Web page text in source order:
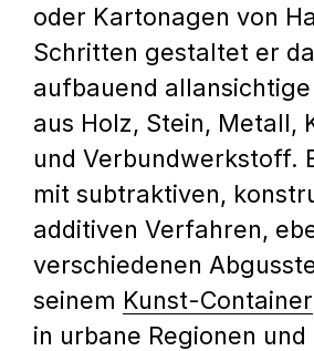
oder Kartonagen von
Schritten gestaltet er
aufbauend
aus Holz, Stein, Metall,
und Verbundwerkstoff.
mit subtraktiven,
additiven Verfahren,
verschiedenen
seinem Kunst-Container
in urbane Regionen